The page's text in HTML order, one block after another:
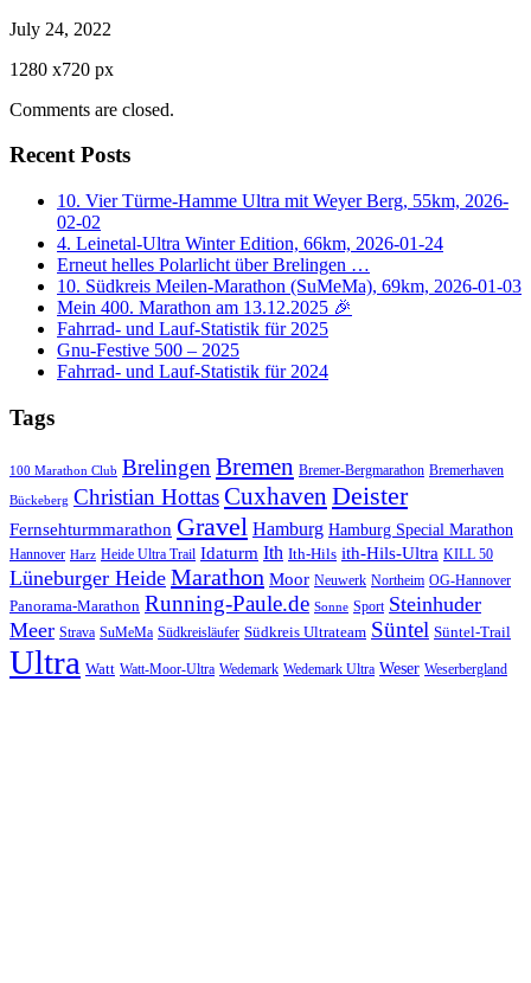
July 24, 2022
1280 x720 px
Comments are closed.
Recent Posts
10. Vier Türme-Hamme Ultra mit Weyer Berg, 55km, 2026-
02-02
4. Leinetal-Ultra Winter Edition, 66km, 2026-01-24
Erneut helles Polarlicht über Brelingen …
10. Südkreis Meilen-Marathon (SuMeMa), 69km, 2026-01-03
Mein 400. Marathon am 13.12.2025 🎉
Fahrrad- und Lauf-Statistik für 2025
Gnu-Festive 500 – 2025
Fahrrad- und Lauf-Statistik für 2024
Tags
100 Marathon Club BrelingenBremen Bremer-Bergmarathon Bremerhaven
Bückeberg Christian HottasCuxhaven Deister
Fernsehturmmarathon Gravel Hamburg Hamburg Special Marathon
Hannover Harz Heide Ultra Trail Idaturm Ith Ith-Hils ith-Hils-Ultra KILL 50
Lüneburger Heide Marathon Moor Neuwerk Northeim OG-Hannover
Panorama-Marathon Running-Paule.de Sonne Sport Steinhuder
Meer Strava SuMeMa Südkreisläufer Südkreis Ultrateam Süntel Süntel-Trail
Ultra Watt Watt-Moor-Ultra Wedemark Wedemark Ultra Weser Weserbergland